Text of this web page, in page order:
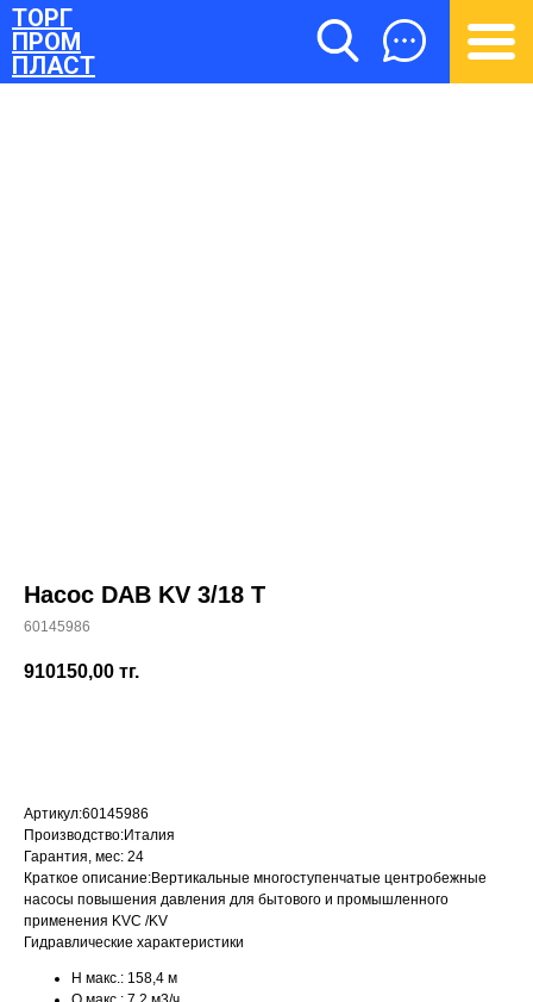
ТОРГ
ПРОМ
ПЛАСТ
(700) 730-70-73
Насос DAB KV 3/18 T
60145986
910150,00 тг.
Артикул:60145986
Производство:Италия
Гарантия, мес: 24
Краткое описание:Вертикальные многоступенчатые центробежные
насосы повышения давления для бытового и промышленного
применения KVC /KV
Гидравлические характеристики
H макс.: 158,4 м